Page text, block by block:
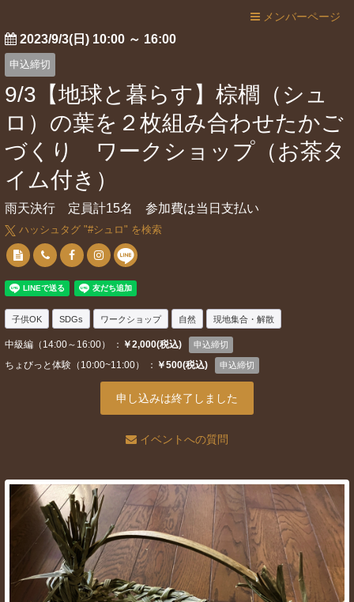
メンバーページ
2023/9/3(日) 10:00 ～ 16:00
申込締切
9/3【地球と暮らす】棕櫚（シュ
ロ）の葉を２枚組み合わせたかご
づくり ワークショップ（お茶タ
イム付き）
雨天決行 定員計15名 参加費は当日支払い
ハッシュタグ "#シュロ" を検索
子供OK SDGs ワークショップ 自然 現地集合・解散
中級編（14:00～16:00） ： ￥2,000(税込) 申込締切
ちょびっと体験（10:00~11:00） ： ￥500(税込) 申込締切
申し込みは終了しました
イベントへの質問